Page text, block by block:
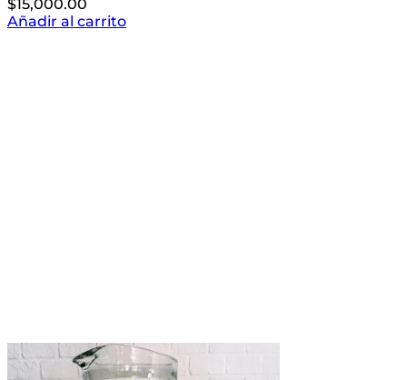
$15,000.00
Añadir al carrito